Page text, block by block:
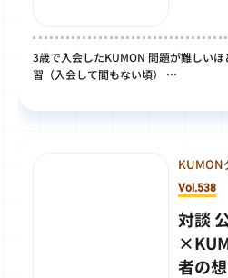
3歳で入会したKUMON 問題が難しい
習（入会して間もない頃） …
KUMON
Vol.538
対談
者の